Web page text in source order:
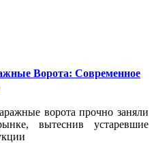
Ворота: Современное
ворота прочно заняли
вытеснив устаревшие